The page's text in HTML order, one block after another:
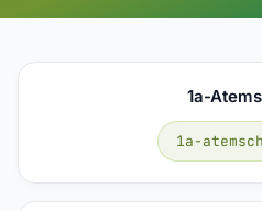
1a-
1a-